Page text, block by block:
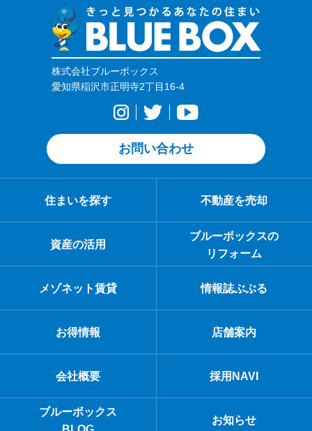
株式会社ブルーボックス
愛知県稲沢市正明寺2丁目16-4
お問い合わせ
住まいを探す 不動産を売却
資産の活用
ブルーボックスの
リフォーム
メゾネット賃貸 情報誌ぶぶる
お得情報 店舗案内
会社概要 採用NAVI
ブルーボックス
お知らせ